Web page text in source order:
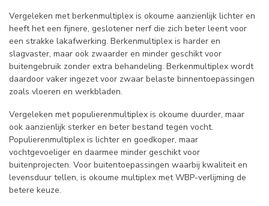
Vergeleken met berkenmultiplex is okoume aanzienlijk lichter en
heeft het een fijnere, geslotener nerf die zich beter leent voor
een strakke lakafwerking. Berkenmultiplex is harder en
slagvaster, maar ook zwaarder en minder geschikt voor
buitengebruik zonder extra behandeling. Berkenmultiplex wordt
daardoor vaker ingezet voor zwaar belaste binnentoepassingen
zoals vloeren en werkbladen.
Vergeleken met populierenmultiplex is okoume duurder, maar
ook aanzienlijk sterker en beter bestand tegen vocht.
Populierenmultiplex is lichter en goedkoper, maar
vochtgevoeliger en daarmee minder geschikt voor
buitenprojecten. Voor buitentoepassingen waarbij kwaliteit en
levensduur tellen, is okoume multiplex met WBP-verlijming de
betere keuze.